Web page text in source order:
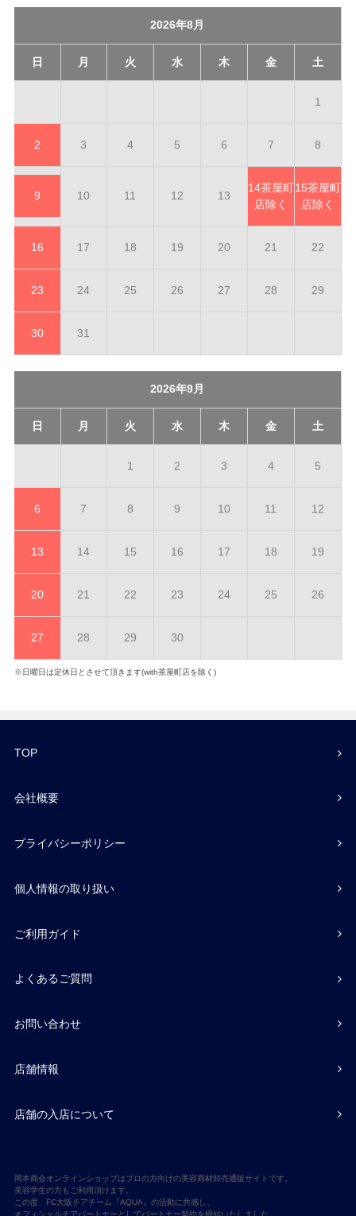
2026年8月
日 月 火 水 木 金 土
1
2 3 4 5 6 7 8
9 10 11 12 13
14茶屋町
店除く
15茶屋町
店除く
16 17 18 19 20 21 22
23 24 25 26 27 28 29
30 31
2026年9月
日 月 火 水 木 金 土
1 2 3 4 5
6 7 8 9 10 11 12
13 14 15 16 17 18 19
20 21 22 23 24 25 26
27 28 29 30
※日曜日は定休日とさせて頂きます(with茶屋町店を除く)
TOP
会社概要
プライバシーポリシー
個人情報の取り扱い
ご利用ガイド
よくあるご質問
お問い合わせ
店舗情報
店舗の入店について
岡本商会オンラインショップはプロの方向けの美容商材卸売通販サイトです。
美容学生の方もご利用頂けます。
この度、FC大阪チアチーム『AQUA』の活動に共感し、